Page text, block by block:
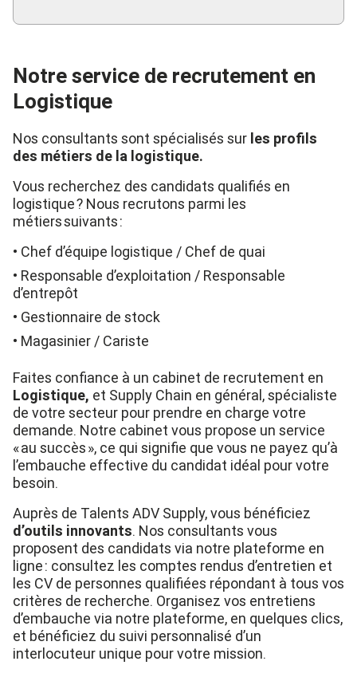
Notre service de recrutement en
Logistique
Nos consultants sont spécialisés sur les profils
des métiers de la logistique.
Vous recherchez des candidats qualifiés en
logistique ? Nous recrutons parmi les
métiers suivants :
Chef d’équipe logistique / Chef de quai
Responsable d’exploitation / Responsable
d’entrepôt
Gestionnaire de stock
Magasinier / Cariste
Faites confiance à un cabinet de recrutement en
Logistique, et Supply Chain en général, spécialiste
de votre secteur pour prendre en charge votre
demande. Notre cabinet vous propose un service
« au succès », ce qui signifie que vous ne payez qu’à
l’embauche effective du candidat idéal pour votre
besoin.
Auprès de Talents ADV Supply, vous bénéficiez
d’outils innovants. Nos consultants vous
proposent des candidats via notre plateforme en
ligne : consultez les comptes rendus d’entretien et
les CV de personnes qualifiées répondant à tous vos
critères de recherche. Organisez vos entretiens
d’embauche via notre plateforme, en quelques clics,
et bénéficiez du suivi personnalisé d’un
interlocuteur unique pour votre mission.